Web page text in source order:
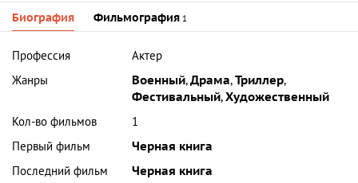
Биография Фильмография 1
Профессия
Актер
Жанры
Военный,Драма,Триллер,
Фестивальный,Художественный
Кол-во фильмов
1
Первый фильм
Черная книга
Последний фильм
Черная книга